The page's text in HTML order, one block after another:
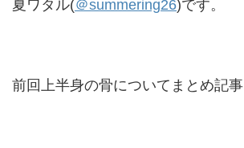
夏ワタル(＠summering26)です。
前回上半身の骨についてまとめ記事